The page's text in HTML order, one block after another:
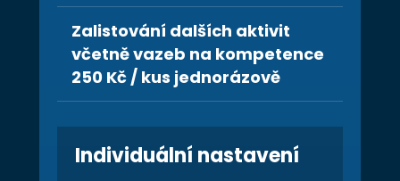
Zalistování dalších aktivit
včetně vazeb na kompetence
250 Kč / kus jednorázově
Individuální nastavení